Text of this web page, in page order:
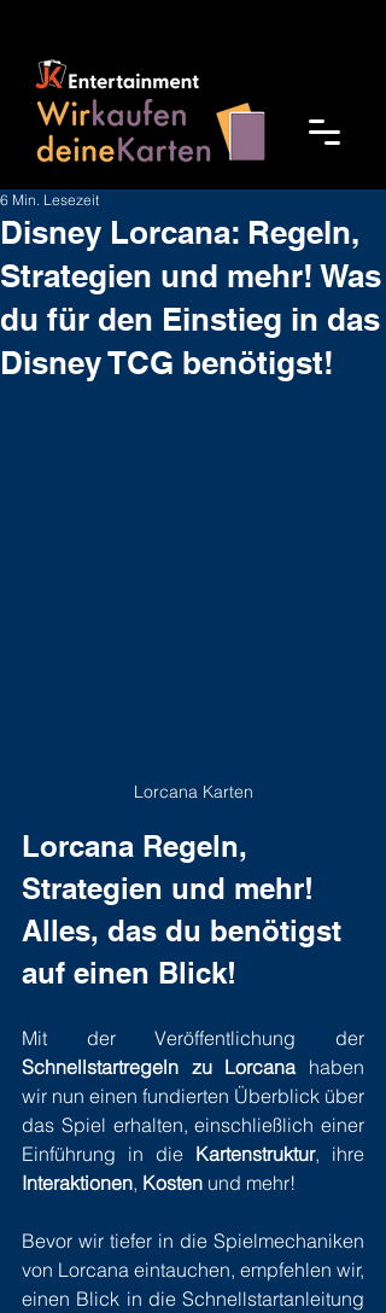
Disney Lorcana: Regeln,
Strategien und mehr! Was
du für den Einstieg in das
Disney TCG benötigst!
6 Min. Lesezeit
Lorcana Karten
Lorcana Regeln,
Strategien und mehr!
Alles, das du benötigst
auf einen Blick!
Schnellstartregeln zu Lorcana haben
wir nun einen fundierten Überblick über
das Spiel erhalten, einschließlich einer
Einführung in die Kartenstruktur
Interaktionen, Kosten und mehr!
Bevor wir tiefer in die Spielmechaniken
von Lorcana eintauchen, empfehlen wir,
einen Blick in die Schnellstartanleitung